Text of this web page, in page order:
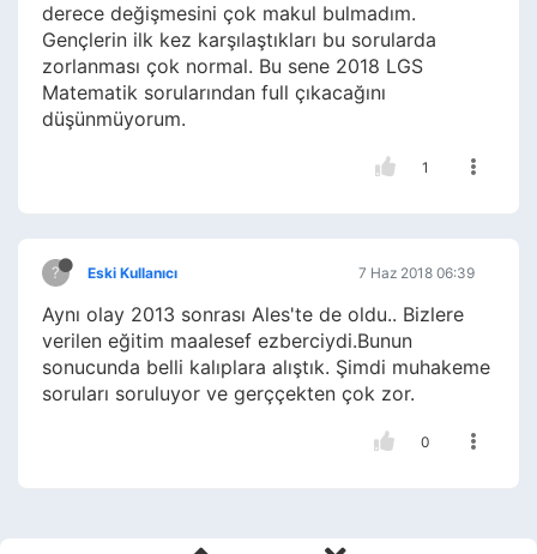
derece değişmesini çok makul bulmadım.
Gençlerin ilk kez karşılaştıkları bu sorularda
zorlanması çok normal. Bu sene 2018 LGS
Matematik sorularından full çıkacağını
düşünmüyorum.
1
? Eski Kullanıcı 7 Haz 2018 06:39
Aynı olay 2013 sonrası Ales'te de oldu.. Bizlere
verilen eğitim maalesef ezberciydi.Bunun
sonucunda belli kalıplara alıştık. Şimdi muhakeme
soruları soruluyor ve gerççekten çok zor.
0